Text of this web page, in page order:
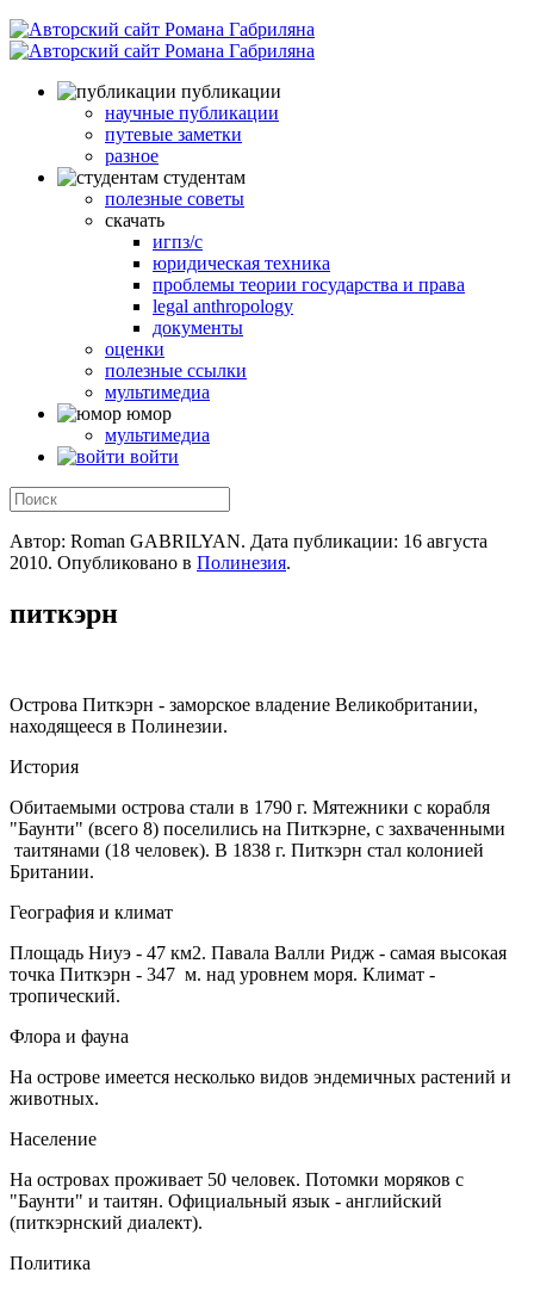
публикации
научные публикации
путевые заметки
разное
студентам
полезные советы
скачать
игпз/с
юридическая техника
проблемы теории государства и права
legal anthropology
документы
оценки
полезные ссылки
мультимедиа
юмор
мультимедиа
войти
Автор: Roman GABRILYAN. Дата публикации: 16 августа
2010. Опубликовано в Полинезия.
питкэрн
Острова Питкэрн - заморское владение Великобритании,
находящееся в Полинезии.
История
Обитаемыми острова стали в 1790 г. Мятежники с корабля
"Баунти" (всего 8) поселились на Питкэрне, с захваченными
таитянами (18 человек). В 1838 г. Питкэрн стал колонией
Британии.
География и климат
Площадь Ниуэ - 47 км2. Павала Валли Ридж - самая высокая
точка Питкэрн - 347 м. над уровнем моря. Климат -
тропический.
Флора и фауна
На острове имеется несколько видов эндемичных растений и
животных.
Население
На островах проживает 50 человек. Потомки моряков с
"Баунти" и таитян. Официальный язык - английский
(питкэрнский диалект).
Политика